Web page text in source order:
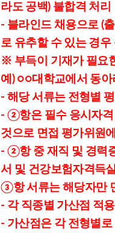
라도 공백) 불합격 처리
- 블라인드 채용으로 (
로 유추할 수 있는 경우
※ 부득이 기재가 필요
예) ○○대학교에서 동아
- 해당 서류는 전형별
- ②항은 필수 응시자격
것으로 면접 평가위원
- ②항 중 재직 및 경력
서 및 건강보험자격득
③항 서류는 해당자만
- 각 직종별 가산점 적
- 가산점은 각 전형별